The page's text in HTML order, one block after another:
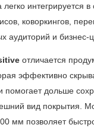
легко интегрируется
коворкингов,
аудиторий и бизнес-
отличается
эффективно
помогает дольше
вид покрытия.
мм позволяет